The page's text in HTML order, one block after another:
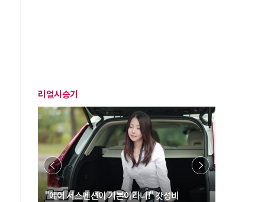
리얼시승기
"에어 서스펜션이 기본이라니!" 갓성비